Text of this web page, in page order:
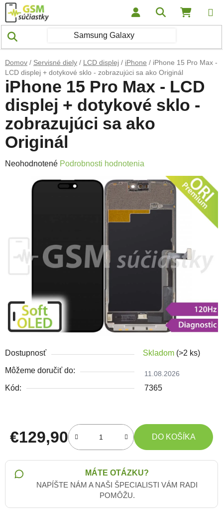
Prejsť na obsah Hľadať
Domov / Servisné diely / LCD displej / iPhone / iPhone 15 Pro Max -
LCD displej + dotykové sklo - zobrazujúci sa ako Originál
Dostupnosť Skladom (>2 ks)
Môžeme doručiť do: 11.08.2026
Kód: 7365
€129,90 DO KOŠÍKA
MÁTE OTÁZKU?
NAPÍŠTE NÁM A NAŠI ŠPECIALISTI VÁM RADI
POMÔŽU.
iPhone 15 Pro Max - LCD
displej + dotykové sklo -
zobrazujúci sa ako
Originál
Priemerné hodnotenie produktu je 0,0 z 5 hviezdičiek.
Neohodnotené Podrobnosti hodnotenia